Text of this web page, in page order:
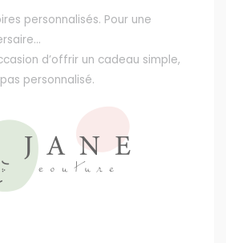
personnalisés. Pour une
d’offrir un cadeau simple,
personnalisé.